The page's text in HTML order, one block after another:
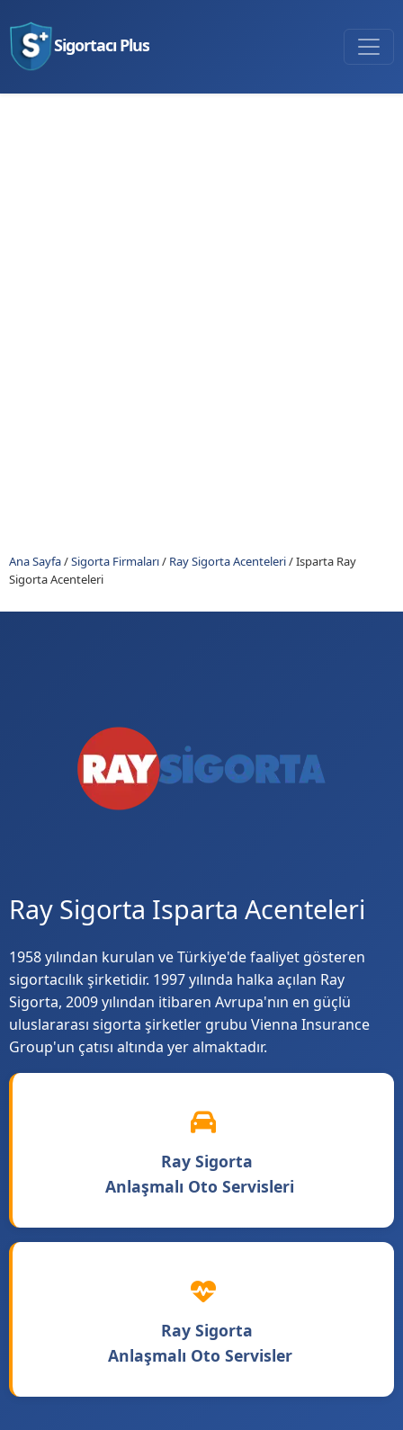
Sigortacı Plus
Ana Sayfa/Sigorta Firmaları/ Ray Sigorta Acenteleri/Isparta Ray
Sigorta Acenteleri
Ray Sigorta Isparta Acenteleri
1958 yılından kurulan ve Türkiye'de faaliyet gösteren
sigortacılık şirketidir. 1997 yılında halka açılan Ray
Sigorta, 2009 yılından itibaren Avrupa'nın en güçlü
uluslararası sigorta şirketler grubu Vienna Insurance
Group'un çatısı altında yer almaktadır.
Ray Sigorta
Anlaşmalı Oto Servisleri
Ray Sigorta
Anlaşmalı Oto Servisler